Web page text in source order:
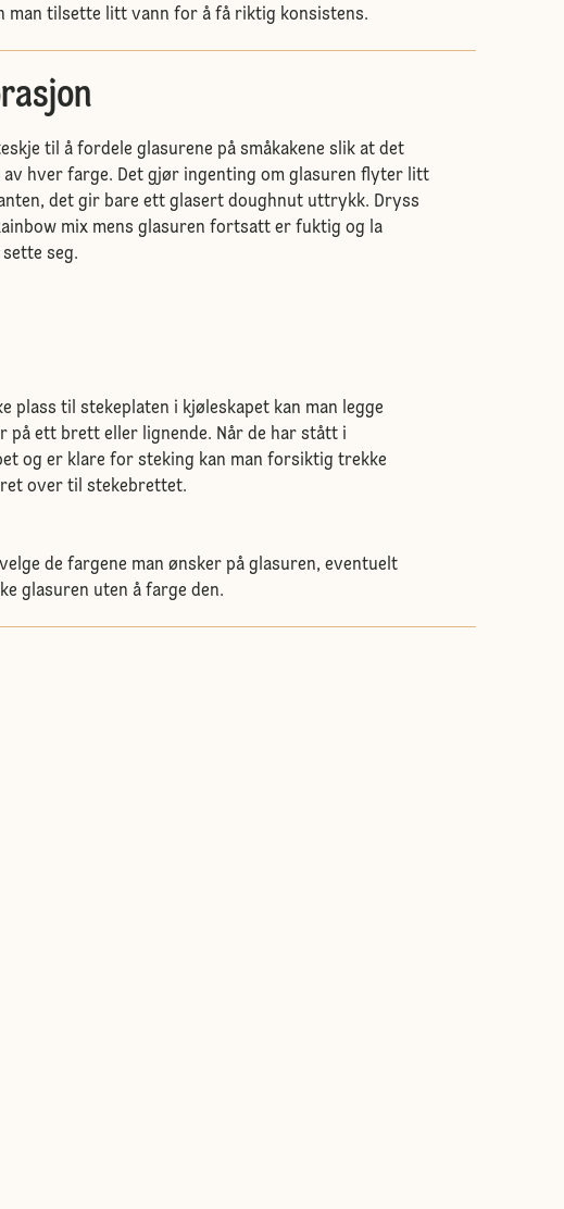
man tilsette litt vann for å få riktig konsistens.
til å fordele glasurene på småkakene slik at det
av hver farge. Det gjør ingenting om glasuren flyter litt
det gir bare ett glasert doughnut uttrykk. Dryss
mix mens glasuren fortsatt er fuktig og la
seg.
plass til stekeplaten i kjøleskapet kan man legge
på ett brett eller lignende. Når de har stått i
og er klare for steking kan man forsiktig trekke
over til stekebrettet.
de fargene man ønsker på glasuren, eventuelt
glasuren uten å farge den.